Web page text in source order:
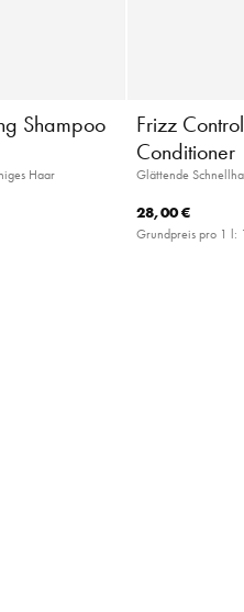
Shampoo
Haar
Frizz
Conditioner
Glättende
28,00 €
Grundpreis pro 1 l: